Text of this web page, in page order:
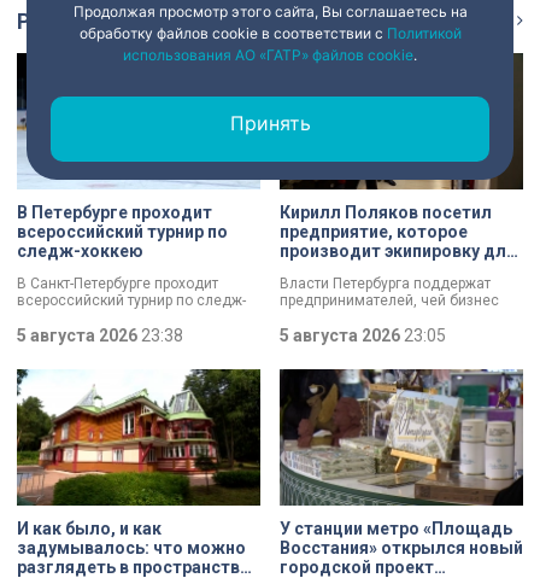
Репортаж
В Петербурге проходит
всероссийский турнир по
следж-хоккею
В Санкт-Петербурге проходит
всероссийский турнир по следж-
только медали, но и возможность
в следующем сезоне стать
участниками чемпионата России
«Лиги героев».
5 августа 2026 23:38
Кирилл Поляков посетил
предприятие, которое
производит экипировку для
Власти Петербурга поддержат
предпринимателей, чей бизнес
складах маркетплейсов.
Разработать специальный пакет
мер правительству города поручил
губернатор Александр Беглов.
Сегодня об этом заявил вице-
губернатор Кирилл Поляков, во
время визита на одно из
пострадавших предприятий.
Компания шьет экипировку для
спортсменов и крупных
корпораций. Производитель
спортивной одежды потерял товар
почти на 10 миллионов рублей.
5 августа 2026 23:05
И как было, и как
задумывалось: что можно
разглядеть в пространствах
У станции метро «Площадь
Восстания» открылся новый
городской проект
Продолжая просмотр этого сайта, Вы соглашаетесь на
обработку файлов cookie в соответствии с Политикой
использования АО «ГАТР» файлов cookie.
Принять